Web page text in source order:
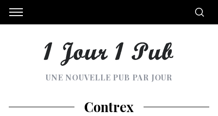
UNE NOUVELLE PUB PAR JOUR
Contrex